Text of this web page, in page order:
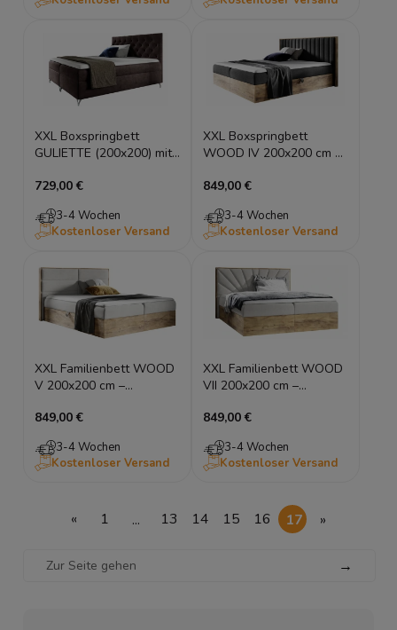
XXL Boxspringbett
GULIETTE (200x200) mit
& Topper
729,00 €
3-4 Wochen
Kostenloser Versand
XXL Boxspringbett
WOOD IV 200x200 cm –
inkl. T-25 Topper
849,00 €
3-4 Wochen
Kostenloser Versand
XXL Familienbett WOOD
V 200x200 cm –
Wotan Stauraum
849,00 €
3-4 Wochen
Kostenloser Versand
XXL Familienbett WOOD
VII 200x200 cm –
Wotan mit Bettkästen
849,00 €
3-4 Wochen
Kostenloser Versand
→
« 1 ... 13 14 15 16 17 »